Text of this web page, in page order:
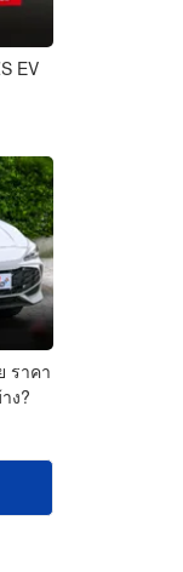
EV
ราคา
ง?